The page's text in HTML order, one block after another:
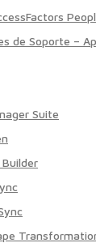
de Soporte –
Suite